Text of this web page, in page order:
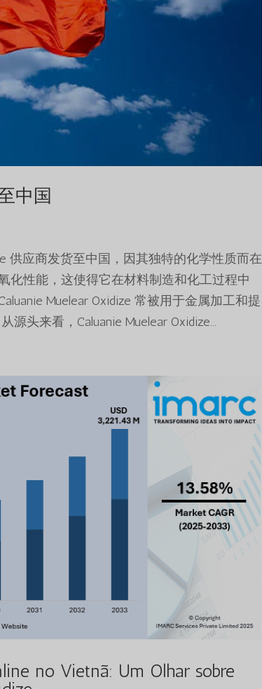
中国
供应商发货至中国，因其独特的化学性质而在
化性能，这使得它在材料制造和化工过程中
Muelear Oxidize 常被用于金属加工和提
头来看，Caluanie Muelear Oxidize...
no Vietnã: Um Olhar sobre